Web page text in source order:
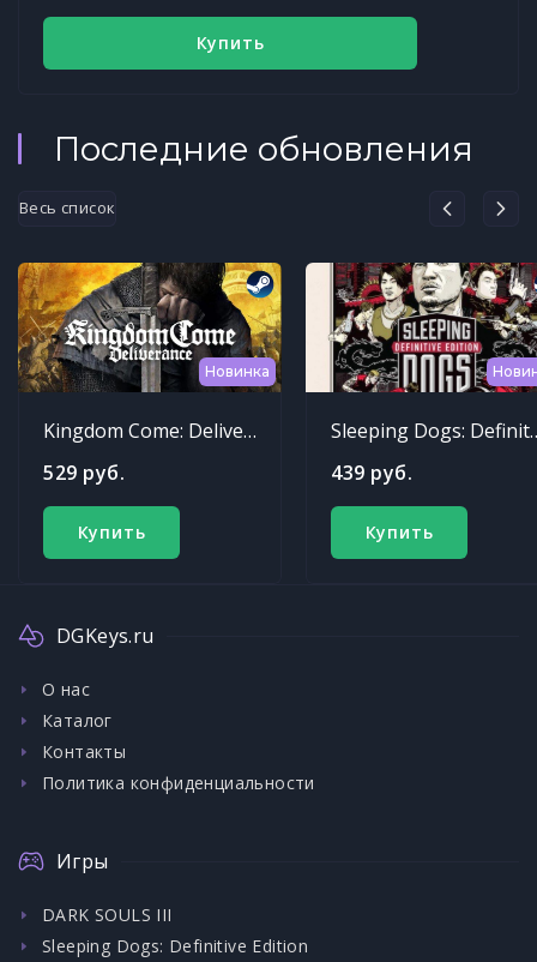
Купить
Последние обновления
Весь список
Новинка
Kingdom Come: Deliverance
529 руб.
Купить
Sleeping
439 руб.
Купить
DGKeys.ru
О нас
Каталог
Контакты
Политика конфиденциальности
Игры
DARK SOULS III
Sleeping Dogs: Definitive Edition